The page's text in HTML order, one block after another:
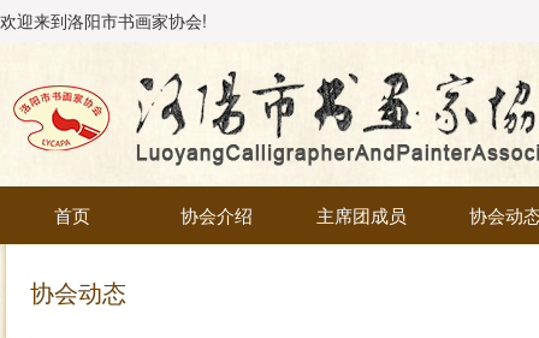
欢迎来到洛阳市书画家协会!
首页 协会介绍 主席团成员 协会动
协会动态